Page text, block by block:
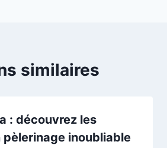
similaires
: découvrez les
pèlerinage inoubliable